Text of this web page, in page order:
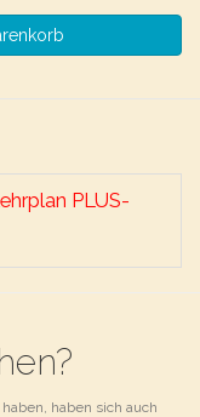
PLUS-
haben sich auch